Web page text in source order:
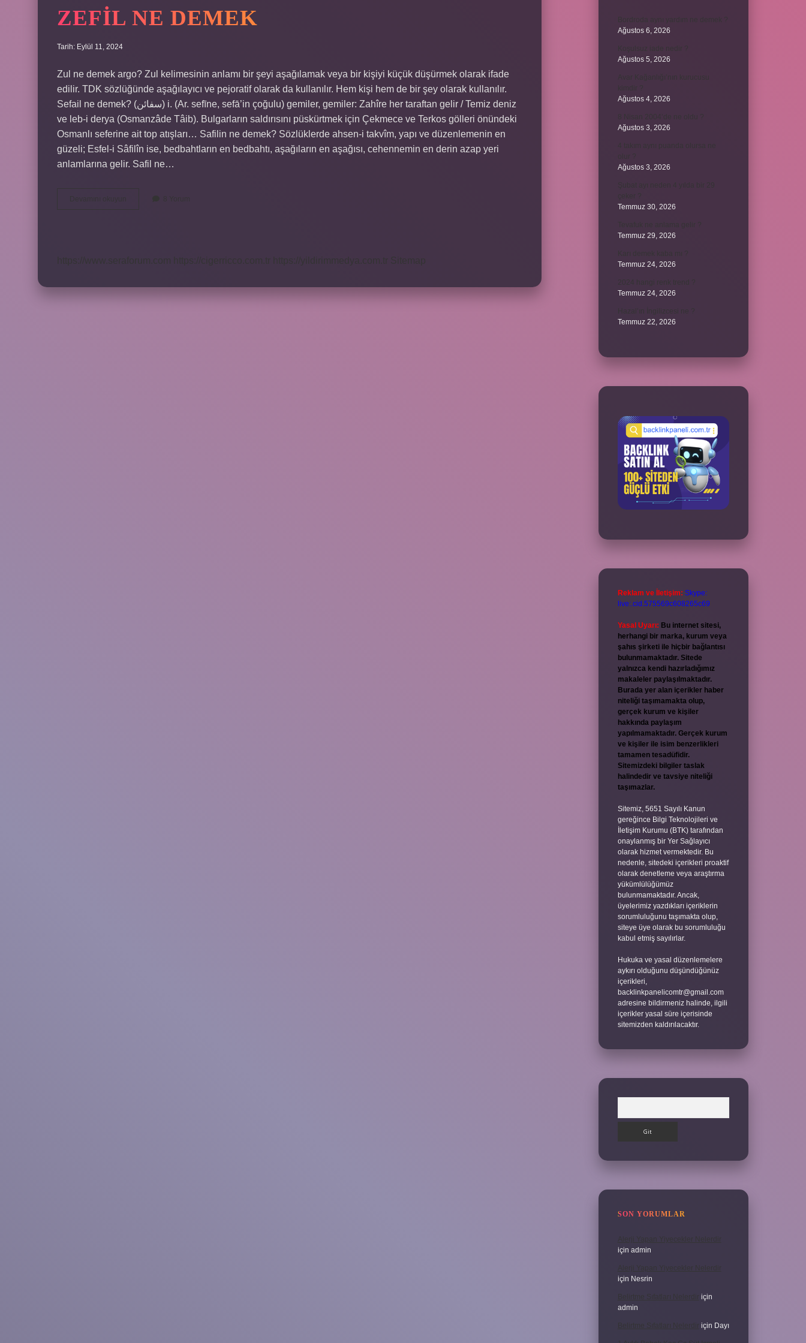
ZEFIL NE DEMEK
Tarih: Eylül 11, 2024
Zul ne demek argo? Zul kelimesinin anlamı bir şeyi aşağılamak veya bir kişiyi küçük düşürmek olarak ifade
edilir. TDK sözlüğünde aşağılayıcı ve pejoratif olarak da kullanılır. Hem kişi hem de bir şey olarak kullanılır.
Sefail ne demek? (ﺳﻔﺎﺋﻦ) i. (Ar. sefīne, sefā’in çoğulu) gemiler, gemiler: Zahîre her taraftan gelir / Temiz deniz
ve leb-i derya (Osmanzâde Tâib). Bulgarların saldırısını püskürtmek için Çekmece ve Terkos gölleri önündeki
Osmanlı seferine ait top atışları… Safilin ne demek? Sözlüklerde ahsen-i takvîm, yapı ve düzenlemenin en
güzeli; Esfel-i Sâfilîn ise, bedbahtların en bedbahtı, aşağıların en aşağısı, cehennemin en derin azap yeri
anlamlarına gelir. Safil ne…
Ağustos 6, 2026
Ağustos 5, 2026
Ağustos 4, 2026
Ağustos 3, 2026
Ağustos 3, 2026
Temmuz 30, 2026
Temmuz 29, 2026
Temmuz 24, 2026
Temmuz 24, 2026
Temmuz 22, 2026
Reklam ve İletişim: Skype:
live:.cid.575569c608265c69
Yasal Uyarı: Bu internet sitesi,
herhangi bir marka, kurum veya
şahıs şirketi ile hiçbir bağlantısı
bulunmamaktadır. Sitede
yalnızca kendi hazırladığımız
makaleler paylaşılmaktadır.
Burada yer alan içerikler haber
niteliği taşımamakta olup,
gerçek kurum ve kişiler
hakkında paylaşım
yapılmamaktadır. Gerçek kurum
ve kişiler ile isim benzerlikleri
tamamen tesadüfidir.
Sitemizdeki bilgiler taslak
halindedir ve tavsiye niteliği
taşımazlar.
Sitemiz, 5651 Sayılı Kanun
gereğince Bilgi Teknolojileri ve
İletişim Kurumu (BTK) tarafından
onaylanmış bir Yer Sağlayıcı
olarak hizmet vermektedir. Bu
nedenle, sitedeki içerikleri proaktif
olarak denetleme veya araştırma
yükümlülüğümüz
bulunmamaktadır. Ancak,
üyelerimiz yazdıkları içeriklerin
sorumluluğunu taşımakta olup,
siteye üye olarak bu sorumluluğu
kabul etmiş sayılırlar.
Hukuka ve yasal düzenlemelere
aykırı olduğunu düşündüğünüz
içerikleri,
backlinkpanelicomtr@gmail.com
adresine bildirmeniz halinde, ilgili
içerikler yasal süre içerisinde
sitemizden kaldırılacaktır.
SON YORUMLAR
Alerji Yapan Yiyecekler Nelerdir
için admin
Alerji Yapan Yiyecekler Nelerdir
için Nesrin
Belirtme Sıfatları Nelerdir için
admin
Belirtme Sıfatları Nelerdir için Dayı